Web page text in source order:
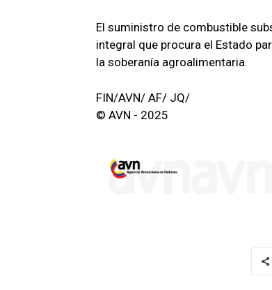
El suministro de combustible
integral que procura el Estado
la soberanía agroalimentaria.
FIN/AVN/ AF/ JQ/
© AVN - 2025